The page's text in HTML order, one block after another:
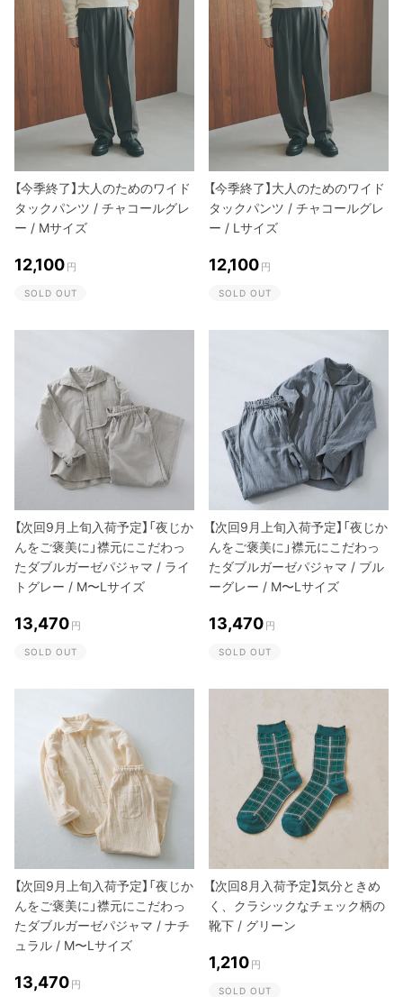
【今季終了】大人のためのワイド
タックパンツ / チャコールグレ
ー / Mサイズ
12,100 円
SOLD OUT
【今季終了】大人のためのワイド
タックパンツ / チャコールグレ
ー / Lサイズ
12,100 円
SOLD OUT
【次回9月上旬入荷予定】「夜じか
んをご褒美に」襟元にこだわっ
たダブルガーゼパジャマ / ライ
トグレー / M〜Lサイズ
13,470 円
SOLD OUT
【次回9月上旬入荷予定】「夜じか
んをご褒美に」襟元にこだわっ
たダブルガーゼパジャマ / ブル
ーグレー / M〜Lサイズ
13,470 円
SOLD OUT
【次回9月上旬入荷予定】「夜じか
んをご褒美に」襟元にこだわっ
たダブルガーゼパジャマ / ナチ
ュラル / M〜Lサイズ
13,470 円
【次回8月入荷予定】気分ときめ
く、クラシックなチェック柄の
靴下 / グリーン
1,210 円
SOLD OUT